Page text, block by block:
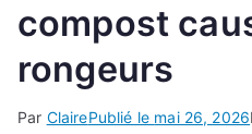
compost
rongeurs
Par ClairePublié le mai 26, 2026